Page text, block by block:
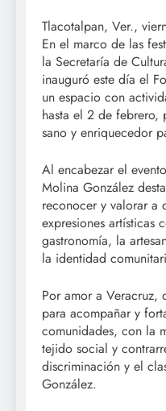
Tlacotalpan, Ver.,
En el marco de las
la Secretaría de
inauguró este día el
un espacio con
hasta el 2 de febrero,
sano y enriquecedor
Al encabezar el
Molina González
reconocer y valorar a
expresiones artísticas
gastronomía, la
la identidad
Por amor a Veracruz,
para acompañar y
comunidades, con la
tejido social y
discriminación y el
González.